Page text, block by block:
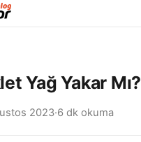
Yağ Yakar Mı?
2023·6 dk okuma